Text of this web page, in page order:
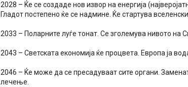
2028 – Ќе се создаде нов извор на енергија
Гладот постепено ќе се надмине. Ќе стартува
2033 – Поларните луѓе тонат. Се зголемува нивото на
2043 – Светската економија ќе процвета. Европа ја
2046 – Ќе може да се пресадуваат сите органи.
лечење.